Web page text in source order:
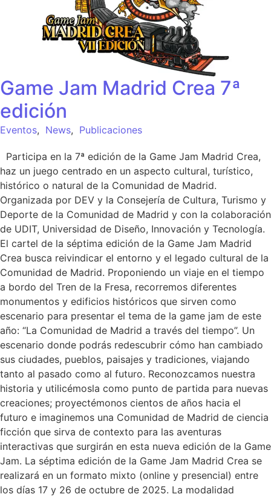
Game Jam Madrid Crea 7ª
edición
Eventos, News, Publicaciones
Participa en la 7ª edición de la Game Jam Madrid Crea,
haz un juego centrado en un aspecto cultural, turístico,
histórico o natural de la Comunidad de Madrid.
Organizada por DEV y la Consejería de Cultura, Turismo y
Deporte de la Comunidad de Madrid y con la colaboración
de UDIT, Universidad de Diseño, Innovación y Tecnología.
El cartel de la séptima edición de la Game Jam Madrid
Crea busca reivindicar el entorno y el legado cultural de la
Comunidad de Madrid. Proponiendo un viaje en el tiempo
a bordo del Tren de la Fresa, recorremos diferentes
monumentos y edificios históricos que sirven como
escenario para presentar el tema de la game jam de este
año: “La Comunidad de Madrid a través del tiempo”. Un
escenario donde podrás redescubrir cómo han cambiado
sus ciudades, pueblos, paisajes y tradiciones, viajando
tanto al pasado como al futuro. Reconozcamos nuestra
historia y utilicémosla como punto de partida para nuevas
creaciones; proyectémonos cientos de años hacia el
futuro e imaginemos una Comunidad de Madrid de ciencia
ficción que sirva de contexto para las aventuras
interactivas que surgirán en esta nueva edición de la Game
Jam. La séptima edición de la Game Jam Madrid Crea se
realizará en un formato mixto (online y presencial) entre
los días 17 y 26 de octubre de 2025. La modalidad